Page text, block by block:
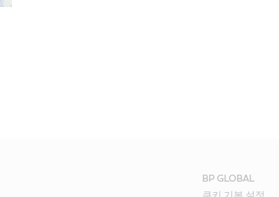
BP GLOBAL